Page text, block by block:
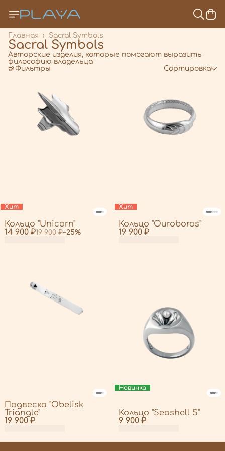
Sacral Symbols
Главная ›
Sacral Symbols
Авторские изделия, которые помогают выразить
философию владельца
Фильтры
Сортировка
Хит
14 900 ₽19 900 ₽−25%
Кольцо "Unicorn"
Хит
19 900 ₽
Кольцо "Ouroboros"
19 900 ₽
Подвеска "Obelisk
Triangle"
Новинка
9 900 ₽
Кольцо "Seashell S"